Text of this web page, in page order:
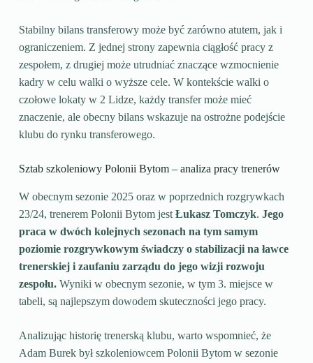
Stabilny bilans transferowy może być zarówno atutem, jak i
ograniczeniem. Z jednej strony zapewnia ciągłość pracy z
zespołem, z drugiej może utrudniać znaczące wzmocnienie
kadry w celu walki o wyższe cele. W kontekście walki o
czołowe lokaty w 2 Lidze, każdy transfer może mieć
znaczenie, ale obecny bilans wskazuje na ostrożne podejście
klubu do rynku transferowego.
Sztab szkoleniowy Polonii Bytom – analiza pracy trenerów
W obecnym sezonie 2025 oraz w poprzednich rozgrywkach
23/24, trenerem Polonii Bytom jest Łukasz Tomczyk. Jego
praca w dwóch kolejnych sezonach na tym samym
poziomie rozgrywkowym świadczy o stabilizacji na ławce
trenerskiej i zaufaniu zarządu do jego wizji rozwoju
zespołu.Wyniki w obecnym sezonie, w tym 3. miejsce w
tabeli, są najlepszym dowodem skuteczności jego pracy.
Analizując historię trenerską klubu, warto wspomnieć, że
Adam Burek był szkoleniowcem Polonii Bytom w sezonie